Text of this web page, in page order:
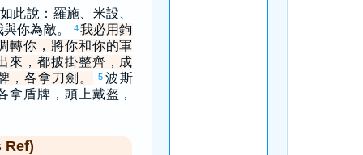
此說：羅施、米設、
你為敵。
4我必用鉤
轉你，將你和你的軍
來，都披掛整齊，成
，各拿刀劍。
5 波斯
拿盾牌，頭上戴盔，
Ref)